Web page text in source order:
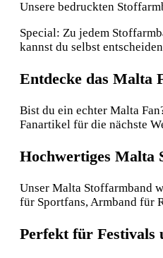
Unsere bedruckten
Special: Zu jedem
kannst du selbst
Entdecke das Malta
Bist du ein echter Malta
Fanartikel für die nächste
Hochwertiges Malta
Unser Malta Stoffarmband
für Sportfans, Armband für
Perfekt für Festivals